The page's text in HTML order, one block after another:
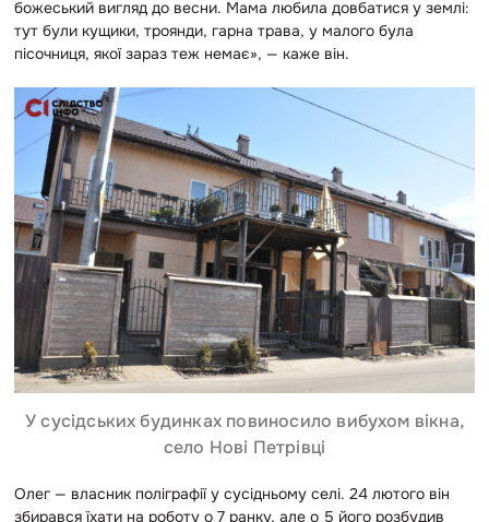
божеський вигляд до весни. Мама любила довбатися у землі:
тут були кущики, троянди, гарна трава, у малого була
пісочниця, якої зараз теж немає», — каже він.
У сусідських будинках повиносило вибухом вікна,
село Нові Петрівці
Олег — власник поліграфії у сусідньому селі. 24 лютого він
збирався їхати на роботу о 7 ранку, але о 5 його розбудив